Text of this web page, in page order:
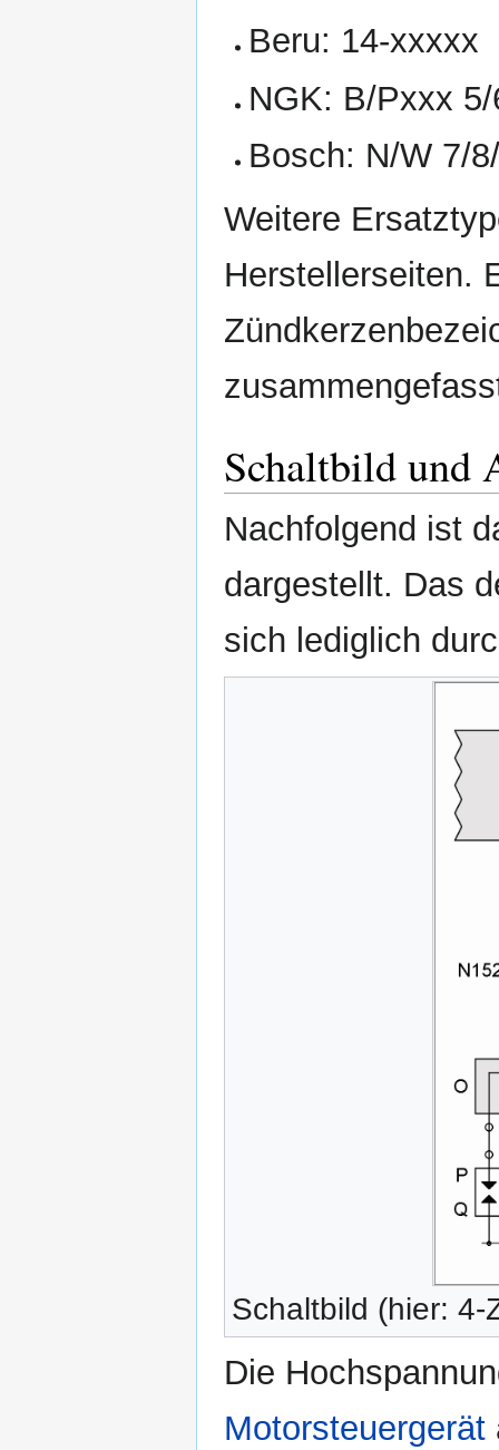
Beru: 14-xxxxx
NGK: B/Pxxx
Bosch: N/W 7/
Weitere
Herstellerseiten.
Schaltbild und
Nachfolgend ist
dargestellt. Das
sich lediglich
Schaltbild (hier: 4-
Die
Motorsteuergerät